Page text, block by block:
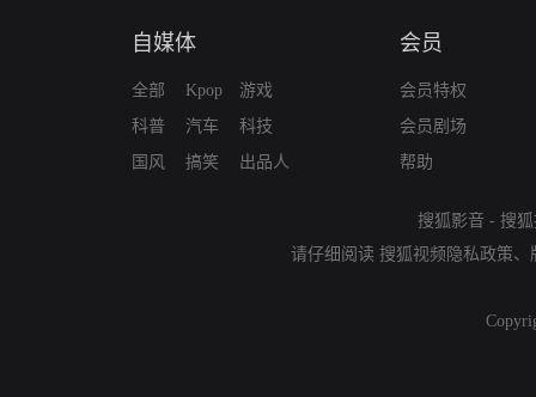
自媒体
全部
科普
国风
Kpop
汽车
搞笑
游戏
科技
出品人
会员
会员特权
会员剧场
帮助
搜狐影音 - 搜
请仔细阅读 搜狐视频隐私政策、